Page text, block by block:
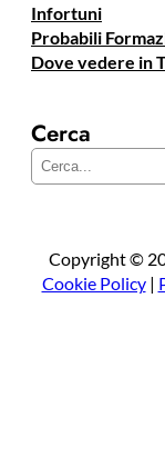
Infortuni
Probabili
Dove vedere in
Cerca
Copyright ©
Cookie Policy|